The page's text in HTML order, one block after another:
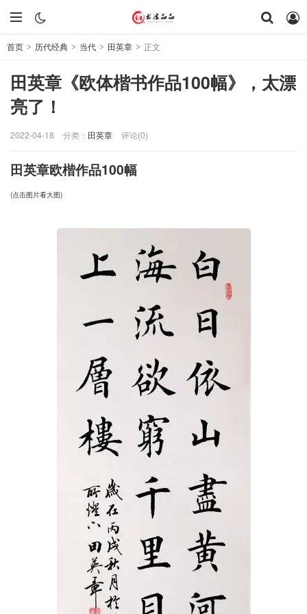
首页 > 历代经典 > 当代 > 田英章 > 正文
田英章《欧体楷书作品100幅》，太漂
亮了！
2022-04-18 分类： 田英章 评论(0)
田英章欧楷作品100幅
(点击图片看大图)